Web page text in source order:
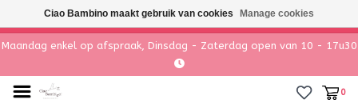
Maandag enkel op afspraak, Dinsdag - Zaterdag open van 10 - 17u30
0
Ciao Bambino maakt gebruik van cookies Manage cookies